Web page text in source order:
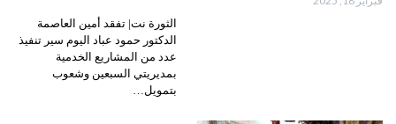
الثورة نت| تفقد أمين العاصمة
الدكتور حمود عباد اليوم سير تنفيذ
عدد من المشاريع الخدمية
بمديريتي السبعين وشعوب
بتمويل…